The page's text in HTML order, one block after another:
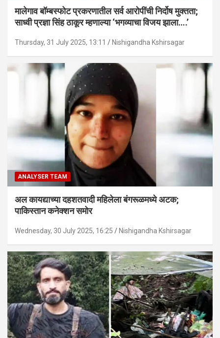
मालेगाव बॉम्बस्फोट प्रकरणातील सर्व आरोपींची निर्दोष मुक्तता;
साध्वी प्रज्ञा सिंह ठाकूर म्हणाल्या ‘भगव्याचा विजय झाला….’
Thursday, 31 July 2025, 13:11 Nishigandha Kshirsagar
ANALYSER TEAM
अल कायद्याच्या दहशतवादी महिलेला बंगरूळमध्ये अटक;
पाकिस्तान कनेक्शन समोर
Wednesday, 30 July 2025, 16:25 Nishigandha Kshirsagar